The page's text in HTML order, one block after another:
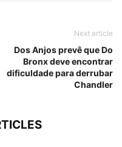
Next article
Dos Anjos prevê que Do
Bronx deve encontrar
dificuldade para derrubar
Chandler